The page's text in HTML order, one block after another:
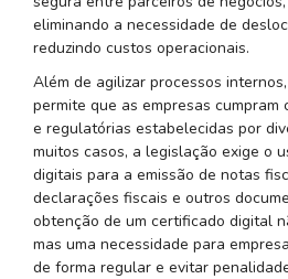
eliminando a necessidade de
reduzindo custos operacionais.
Além de agilizar processos
permite que as empresas cumpram
e regulatórias estabelecidas por
muitos casos, a legislação exige o
digitais para a emissão de notas
declarações fiscais e outros
obtenção de um certificado digital
mas uma necessidade para
de forma regular e evitar